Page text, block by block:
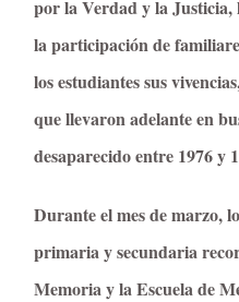
por la Verdad y la Justicia,
la participación de
los estudiantes sus
que llevaron adelante en
desaparecido entre 1976 y
Durante el mes de marzo,
primaria y secundaria
Memoria y la Escuela de